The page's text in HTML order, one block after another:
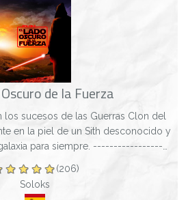
de la Fuerza
los sucesos de las Guerras Clon del
en la piel de un Sith desconocido y
para siempre. -------------------
(206)
Soloks